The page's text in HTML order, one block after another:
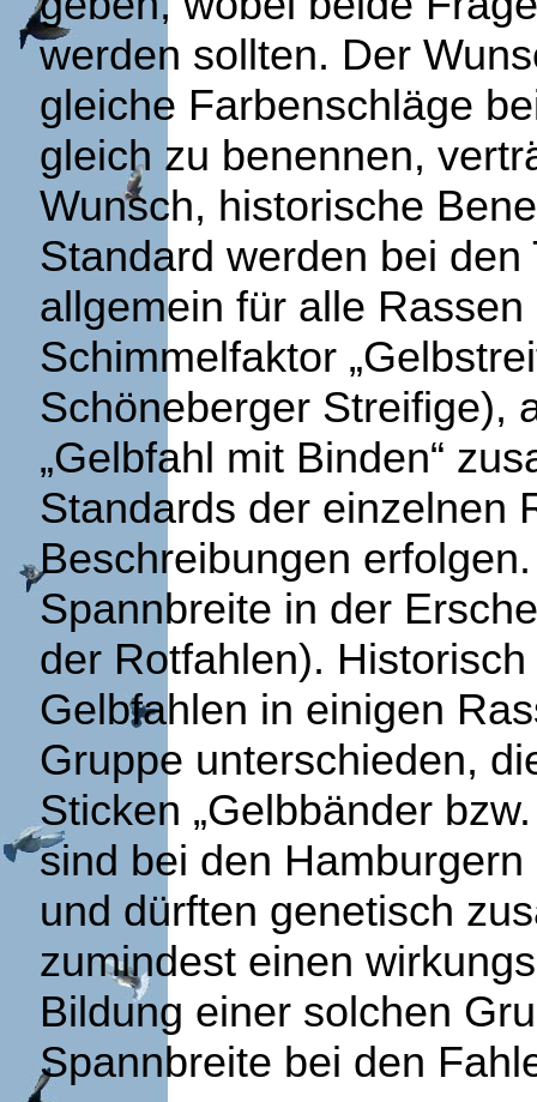
werden sollten. Der
gleiche Farbenschläge
gleich zu benennen,
Wunsch, historische
Standard werden bei
allgemein für alle
Schimmelfaktor
Schöneberger Streifige),
„Gelbfahl mit Binden“
Standards der einzelnen
Beschreibungen
Spannbreite in der
der Rotfahlen).
Gelbfahlen in einigen
Gruppe unterschieden,
Sticken „Gelbbänder
sind bei den Hamburgern
und dürften genetisch
zumindest einen
Bildung einer solchen
Spannbreite bei den